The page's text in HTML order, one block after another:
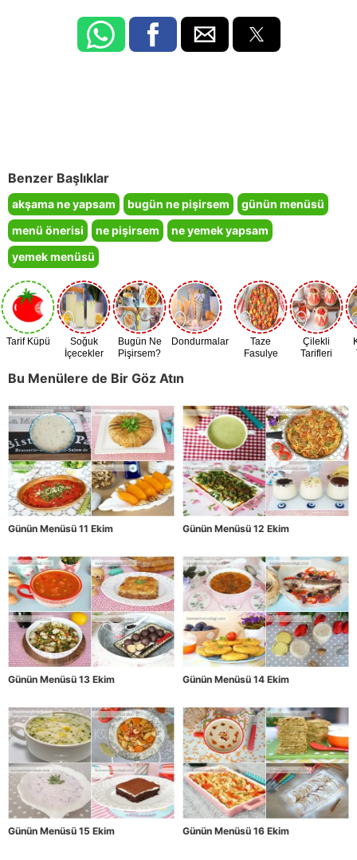
Benzer Başlıklar
akşama ne yapsam bugün ne pişirsem
günün menüsü
menü önerisi
ne pişirsem
ne yemek yapsam
yemek menüsü
Tarif Küpü
Soğuk
İçecekler
Bugün Ne
Pişirsem?
Dondurmalar
Taze
Fasulye
Çilekli
Tarifleri
Bu Menülere de Bir Göz Atın
Günün Menüsü 11 Ekim Günün Menüsü 12 Ekim
Günün Menüsü 13 Ekim Günün Menüsü 14 Ekim
Günün Menüsü 15 Ekim Günün Menüsü 16 Ekim